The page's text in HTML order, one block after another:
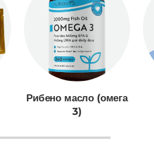
Рибено масло (омега
3)